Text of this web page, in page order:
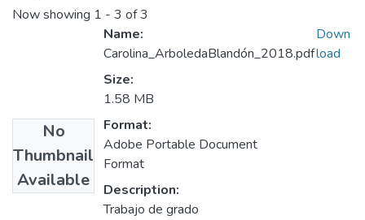
Now showing 1 - 3 of 3
No
Thumbnail
Available
Name:
Carolina_ArboledaBlandón_2018.pdf
Size:
1.58 MB
Format:
Adobe Portable Document
Format
Description:
Trabajo de grado
Down
load